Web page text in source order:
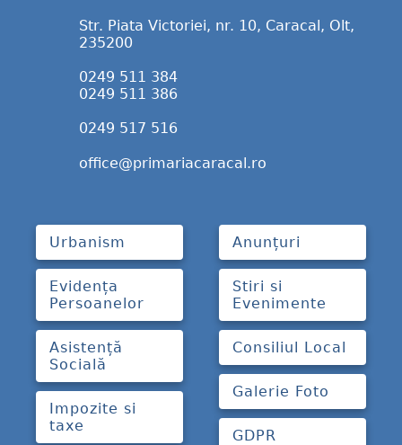
Str. Piata Victoriei, nr. 10, Caracal, Olt,
235200
0249 511 384
0249 511 386
0249 517 516
office@primariacaracal.ro
Urbanism
Evidența
Persoanelor
Asistență
Socială
Impozite si
taxe
Anunțuri
Stiri si
Evenimente
Consiliul Local
Galerie Foto
GDPR